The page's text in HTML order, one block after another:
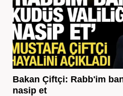
Bakan Çiftçi: Rabb'im
nasip et